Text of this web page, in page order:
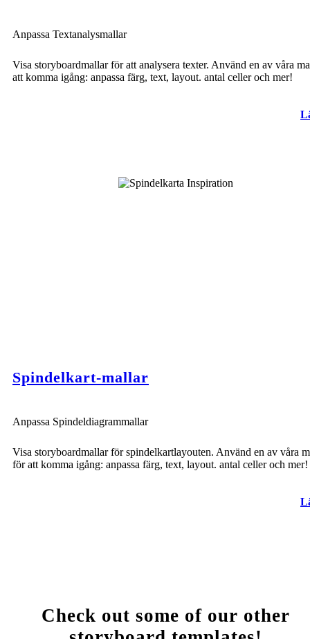
Anpassa Textanalysmallar
Visa storyboardmallar för att analysera texter. Använd en av våra
att komma igång: anpassa färg, text, layout. antal celler och mer!
Spindelkart-mallar
Anpassa Spindeldiagrammallar
Visa storyboardmallar för spindelkartlayouten. Använd en av våra
för att komma igång: anpassa färg, text, layout. antal celler och mer!
Check out some of our other